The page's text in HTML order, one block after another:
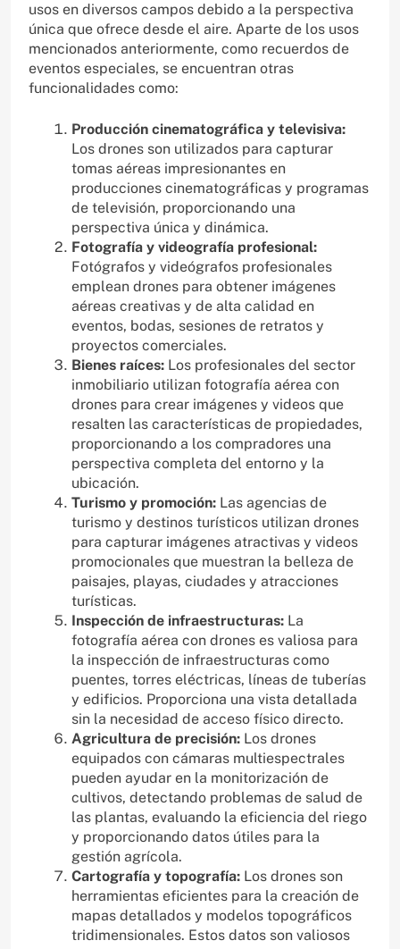
usos en diversos campos debido a la perspectiva
única que ofrece desde el aire. Aparte de los usos
mencionados anteriormente, como recuerdos de
eventos especiales, se encuentran otras
funcionalidades como:
Producción cinematográfica y televisiva:
Los drones son utilizados para capturar
tomas aéreas impresionantes en
producciones cinematográficas y programas
de televisión, proporcionando una
perspectiva única y dinámica.
Fotografía y videografía profesional:
Fotógrafos y videógrafos profesionales
emplean drones para obtener imágenes
aéreas creativas y de alta calidad en
eventos, bodas, sesiones de retratos y
proyectos comerciales.
Bienes raíces: Los profesionales del sector
inmobiliario utilizan fotografía aérea con
drones para crear imágenes y videos que
resalten las características de propiedades,
proporcionando a los compradores una
perspectiva completa del entorno y la
ubicación.
Turismo y promoción: Las agencias de
turismo y destinos turísticos utilizan drones
para capturar imágenes atractivas y videos
promocionales que muestran la belleza de
paisajes, playas, ciudades y atracciones
turísticas.
Inspección de infraestructuras: La
fotografía aérea con drones es valiosa para
la inspección de infraestructuras como
puentes, torres eléctricas, líneas de tuberías
y edificios. Proporciona una vista detallada
sin la necesidad de acceso físico directo.
Agricultura de precisión: Los drones
equipados con cámaras multiespectrales
pueden ayudar en la monitorización de
cultivos, detectando problemas de salud de
las plantas, evaluando la eficiencia del riego
y proporcionando datos útiles para la
gestión agrícola.
Cartografía y topografía: Los drones son
herramientas eficientes para la creación de
mapas detallados y modelos topográficos
tridimensionales. Estos datos son valiosos